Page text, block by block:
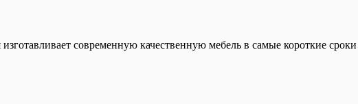
современную качественную мебель в самые короткие сроки